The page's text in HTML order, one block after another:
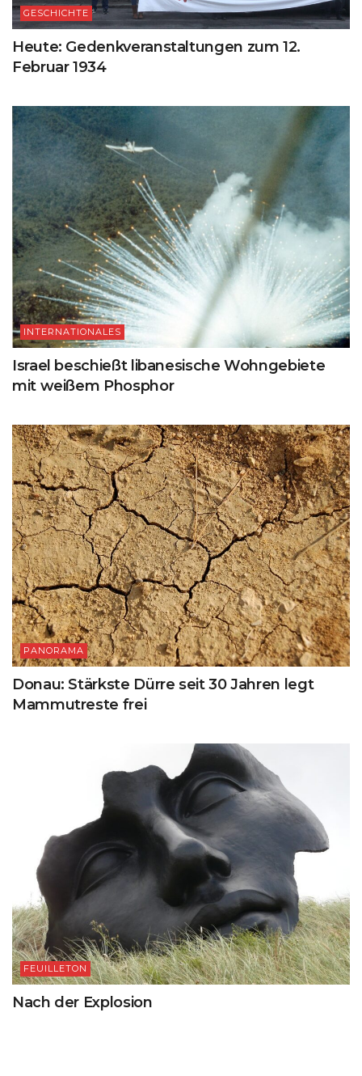
GESCHICHTE
Heute: Gedenkveranstaltungen zum 12.
Februar 1934
INTERNATIONALES
Israel beschießt libanesische Wohngebiete
mit weißem Phosphor
PANORAMA
Donau: Stärkste Dürre seit 30 Jahren legt
Mammutreste frei
FEUILLETON
Nach der Explosion